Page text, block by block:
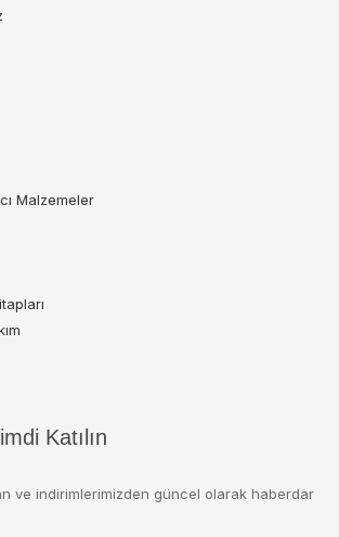
Malzemeler
Katılın
ve indirimlerimizden güncel olarak haberdar